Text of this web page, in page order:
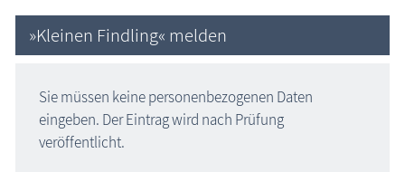
»Kleinen Findling« melden
Sie müssen keine personenbezogenen Daten
eingeben. Der Eintrag wird nach Prüfung
veröffentlicht.